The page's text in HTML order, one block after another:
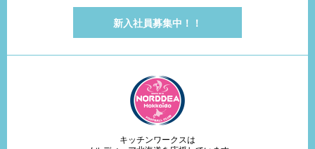
新入社員募集中！！
キッチンワークスは